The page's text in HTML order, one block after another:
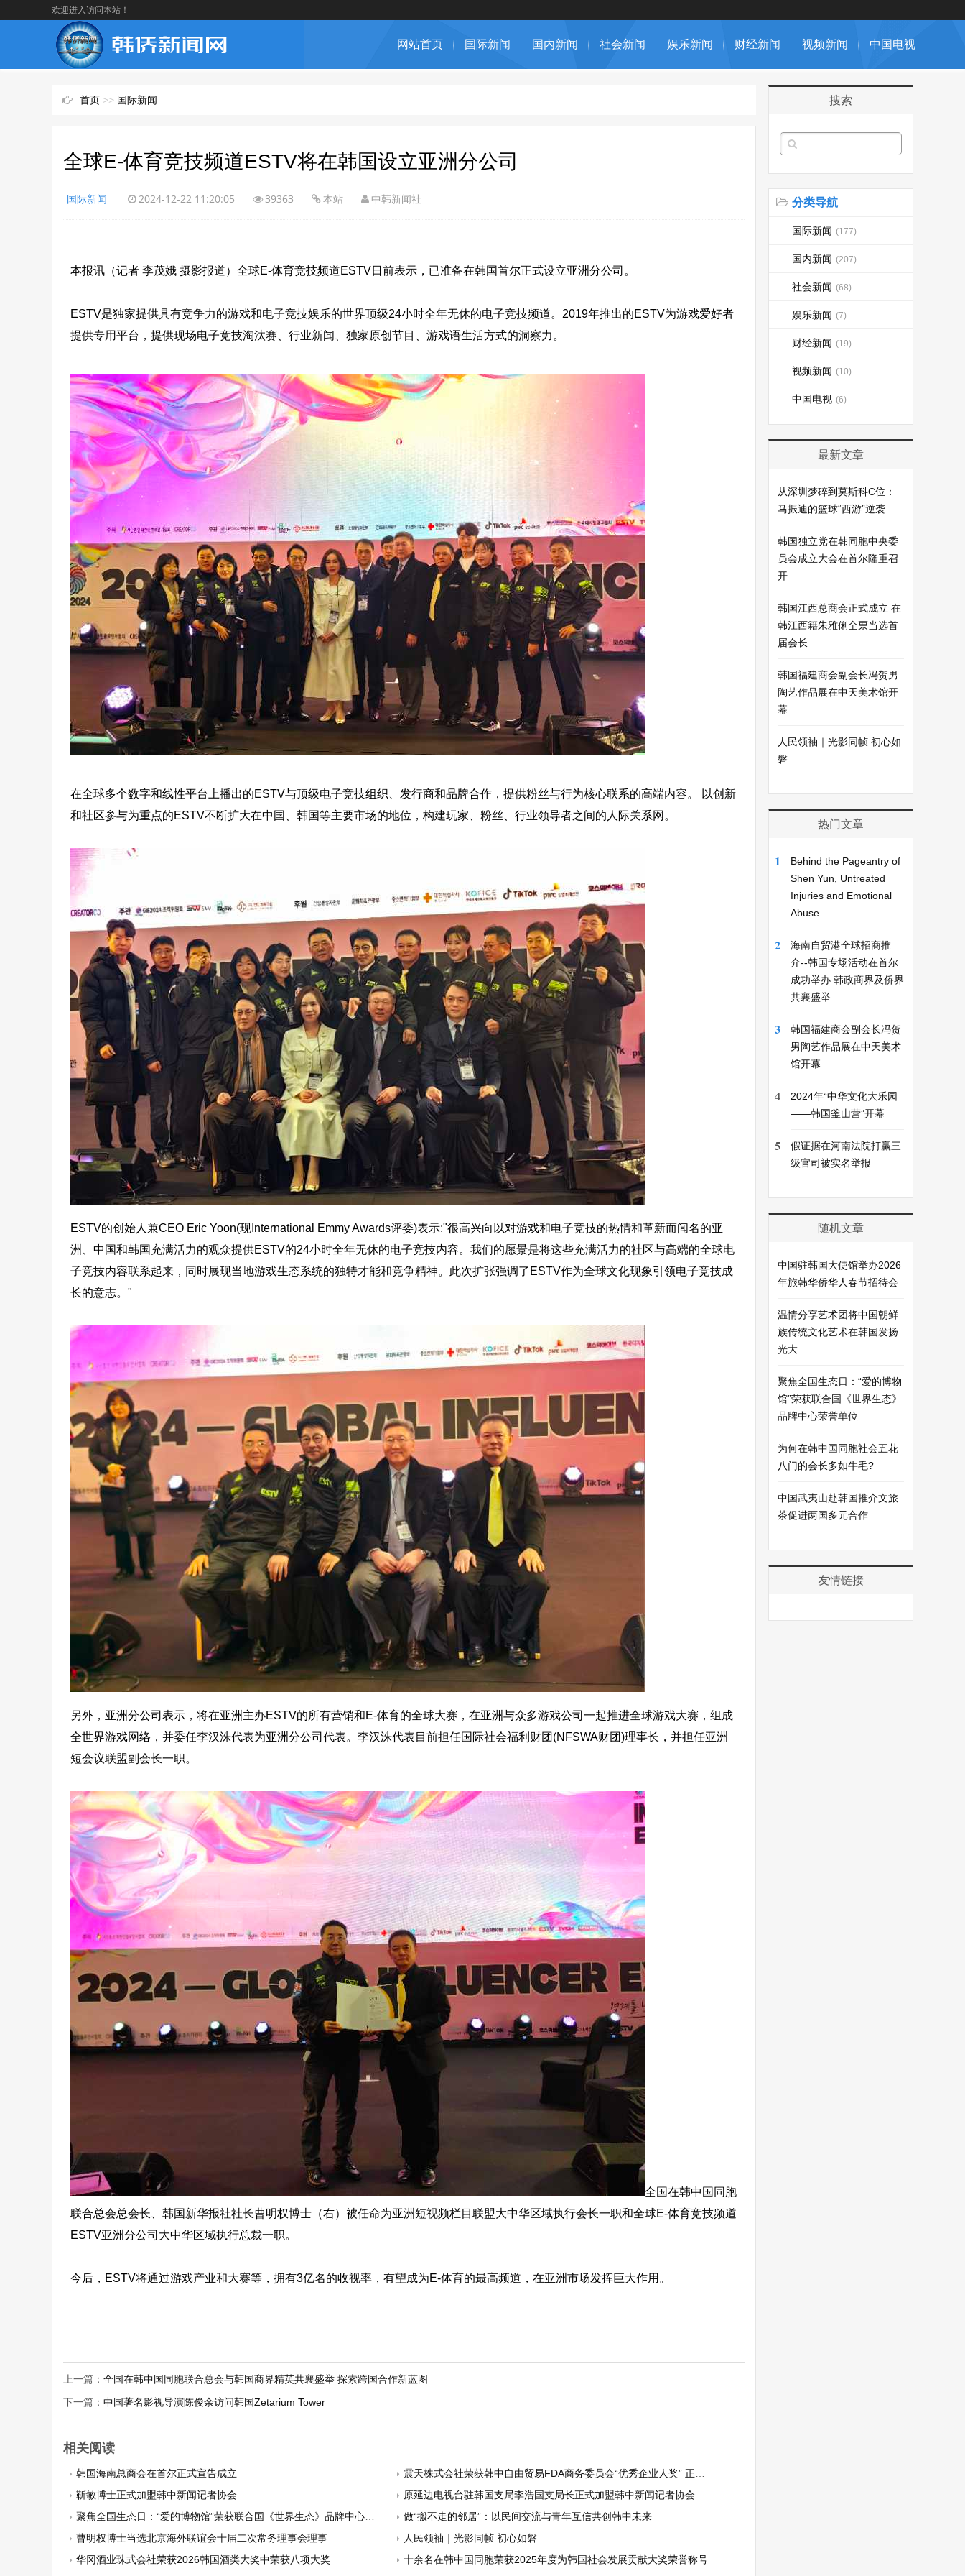
欢迎进入访问本站！
网站首页 国际新闻 国内新闻 社会新闻 娱乐新闻 财经新闻 视频新闻 中国电视
首页 >> 国际新闻
全球E-体育竞技频道ESTV将在韩国设立亚洲分公司
国际新闻 2024-12-22 11:20:05 39363 本站 中韩新闻社
本报讯（记者 李茂娥 摄影报道）全球E-体育竞技频道ESTV日前表示，已准备在韩国首尔正式设立亚洲分公司。
ESTV是独家提供具有竞争力的游戏和电子竞技娱乐的世界顶级24小时全年无休的电子竞技频道。2019年推出的ESTV为游戏爱好者
提供专用平台，提供现场电子竞技淘汰赛、行业新闻、独家原创节目、游戏语生活方式的洞察力。
在全球多个数字和线性平台上播出的ESTV与顶级电子竞技组织、发行商和品牌合作，提供粉丝与行为核心联系的高端内容。 以创新
和社区参与为重点的ESTV不断扩大在中国、韩国等主要市场的地位，构建玩家、粉丝、行业领导者之间的人际关系网。
ESTV的创始人兼CEO Eric Yoon(现International Emmy Awards评委)表示:"很高兴向以对游戏和电子竞技的热情和革新而闻名的亚
洲、中国和韩国充满活力的观众提供ESTV的24小时全年无休的电子竞技内容。我们的愿景是将这些充满活力的社区与高端的全球电
子竞技内容联系起来，同时展现当地游戏生态系统的独特才能和竞争精神。此次扩张强调了ESTV作为全球文化现象引领电子竞技成
长的意志。"
另外，亚洲分公司表示，将在亚洲主办ESTV的所有营销和E-体育的全球大赛，在亚洲与众多游戏公司一起推进全球游戏大赛，组成
全世界游戏网络，并委任李汉洙代表为亚洲分公司代表。李汉洙代表目前担任国际社会福利财团(NFSWA财团)理事长，并担任亚洲
短会议联盟副会长一职。
全国在韩中国同胞
联合总会总会长、韩国新华报社社长曹明权博士（右）被任命为亚洲短视频栏目联盟大中华区域执行会长一职和全球E-体育竞技频道
ESTV亚洲分公司大中华区域执行总裁一职。
今后，ESTV将通过游戏产业和大赛等，拥有3亿名的收视率，有望成为E-体育的最高频道，在亚洲市场发挥巨大作用。
上一篇： 全国在韩中国同胞联合总会与韩国商界精英共襄盛举 探索跨国合作新蓝图
下一篇： 中国著名影视导演陈俊余访问韩国Zetarium Tower
相关阅读
韩国海南总商会在首尔正式宣告成立
震天株式会社荣获韩中自由贸易FDA商务委员会“优秀企业人奖” 正式迈向全球汽车电子核心部件强企
靳敏博士正式加盟韩中新闻记者协会
原延边电视台驻韩国支局李浩国支局长正式加盟韩中新闻记者协会
聚焦全国生态日：“爱的博物馆”荣获联合国《世界生态》品牌中心荣誉单位
做“搬不走的邻居”：以民间交流与青年互信共创韩中未来
曹明权博士当选北京海外联谊会十届二次常务理事会理事
人民领袖｜光影同帧 初心如磐
华冈酒业珠式会社荣获2026韩国酒类大奖中荣获八项大奖
十余名在韩中国同胞荣获2025年度为韩国社会发展贡献大奖荣誉称号
搜索
分类导航
国际新闻 (177)
国内新闻 (207)
社会新闻 (68)
娱乐新闻 (7)
财经新闻 (19)
视频新闻 (10)
中国电视 (6)
最新文章
从深圳梦碎到莫斯科C位：
马振迪的篮球“西游”逆袭
韩国独立党在韩同胞中央委
员会成立大会在首尔隆重召
开
韩国江西总商会正式成立 在
韩江西籍朱雅俐全票当选首
届会长
韩国福建商会副会长冯贺男
陶艺作品展在中天美术馆开
幕
人民领袖｜光影同帧 初心如
磐
热门文章
1
Behind the Pageantry of
Shen Yun, Untreated
Injuries and Emotional
Abuse
2
海南自贸港全球招商推
介--韩国专场活动在首尔
成功举办 韩政商界及侨界
共襄盛举
3
韩国福建商会副会长冯贺
男陶艺作品展在中天美术
馆开幕
4
2024年“中华文化大乐园
——韩国釜山营”开幕
5
假证据在河南法院打赢三
级官司被实名举报
随机文章
中国驻韩国大使馆举办2026
年旅韩华侨华人春节招待会
温情分享艺术团将中国朝鲜
族传统文化艺术在韩国发扬
光大
聚焦全国生态日：“爱的博物
馆”荣获联合国《世界生态》
品牌中心荣誉单位
为何在韩中国同胞社会五花
八门的会长多如牛毛?
中国武夷山赴韩国推介文旅
茶促进两国多元合作
友情链接